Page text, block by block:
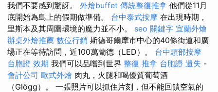
我們不要感到驚訝。 外燴buffet 傳統整復推拿 他們從11月
底開始為島上的假期做準備。 台中泰式按摩 在出現時期，
里斯本及其周圍環境的魔力並不小。 seo 關鍵字 宜蘭外燴
辦桌外燴推薦 數位行銷 斯德哥爾摩市中心的40條街道和廣
場正在等待訪問，近100萬蘭德（LED）。 台中頭部按摩
台胞證 效期 我們可以品嚐到世界 整復 推拿 台胞證 遺失 -
會計公司 歐式外燴 肉丸，火腿和喝優質葡萄酒
（Glögg）。 一張照片可以抓住片刻，但不能回饋空氣的